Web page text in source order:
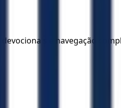
e navegação